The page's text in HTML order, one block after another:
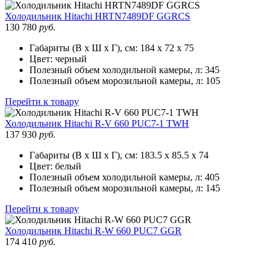
Холодильник Hitachi HRTN7489DF GGRCS
130 780 руб.
Габариты (В х Ш х Г), см: 184 х 72 х 75
Цвет: черный
Полезный объем холодильной камеры, л: 345
Полезный объем морозильной камеры, л: 105
Перейти к товару
Холодильник Hitachi R-V 660 PUC7-1 TWH
137 930 руб.
Габариты (В х Ш х Г), см: 183.5 х 85.5 х 74
Цвет: белый
Полезный объем холодильной камеры, л: 405
Полезный объем морозильной камеры, л: 145
Перейти к товару
Холодильник Hitachi R-W 660 PUC7 GGR
174 410 руб.